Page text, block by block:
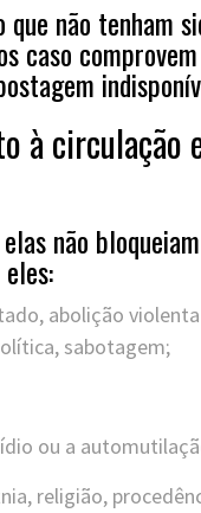
não tenham
caso
à circulação
não
abolição
sabotagem;
ou a
religião,